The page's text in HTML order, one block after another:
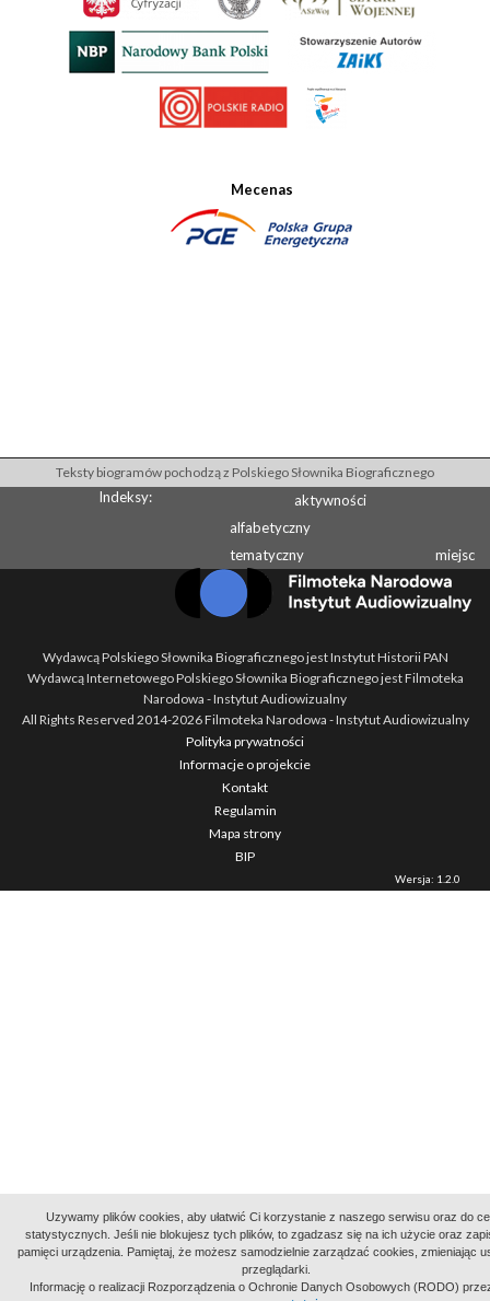
Mecenas
Uzywamy plików cookies, aby ułatwić Ci korzystanie z naszego serwisu oraz do
statystycznych. Jeśli nie blokujesz tych plików, to zgadzasz się na ich użycie oraz
pamięci urządzenia. Pamiętaj, że możesz samodzielnie zarządzać cookies, zmieniając
przeglądarki.
Informację o realizacji Rozporządzenia o Ochronie Danych Osobowych (RODO)
Teksty biogramów pochodzą z Polskiego Słownika Biograficznego
Indeksy:
aktywności
alfabetyczny
tematyczny
miejsc
Wydawcą Polskiego Słownika Biograficznego jest Instytut Historii PAN
Wydawcą Internetowego Polskiego Słownika Biograficznego jest Filmoteka
Narodowa - Instytut Audiowizualny
All Rights Reserved 2014-2026Filmoteka Narodowa - Instytut Audiowizualny
Polityka prywatności
Informacje o projekcie
Kontakt
Regulamin
Mapa strony
BIP
Wersja: 1.2.0